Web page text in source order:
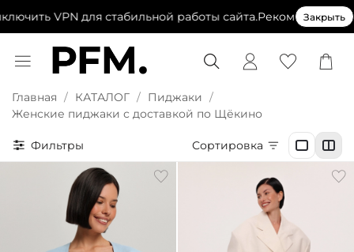
VPN для стабильной работы сайта.РекомендуемЗакрыть
Главная КАТАЛОГ
Пиджаки
Женские пиджаки с доставкой по Щёкино
Фильтры Сортировка